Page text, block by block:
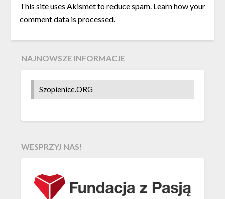
This site uses Akismet to reduce spam. Learn how your
comment data is processed.
NAJNOWSZE INFORMACJE
Szopienice.ORG
WESPRZYJ NAS!